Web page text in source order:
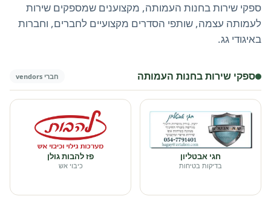
ספקי שירות בחנות העמותה, מקצוענים שמספקים שירות
לעמותה עצמה, שותפי הסדרים מקצועיים לחברים, וחברות
באיגודי גג.
ספקי שירות בחנות העמותה חברי vendors
חגי אבטליון
בדיקות בטיחות
פז להבות גולן
כיבוי אש